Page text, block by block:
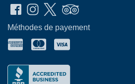
Méthodes de payement